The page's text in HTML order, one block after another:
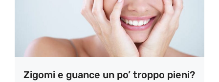
Zigomi e guance un po’ troppo pieni?